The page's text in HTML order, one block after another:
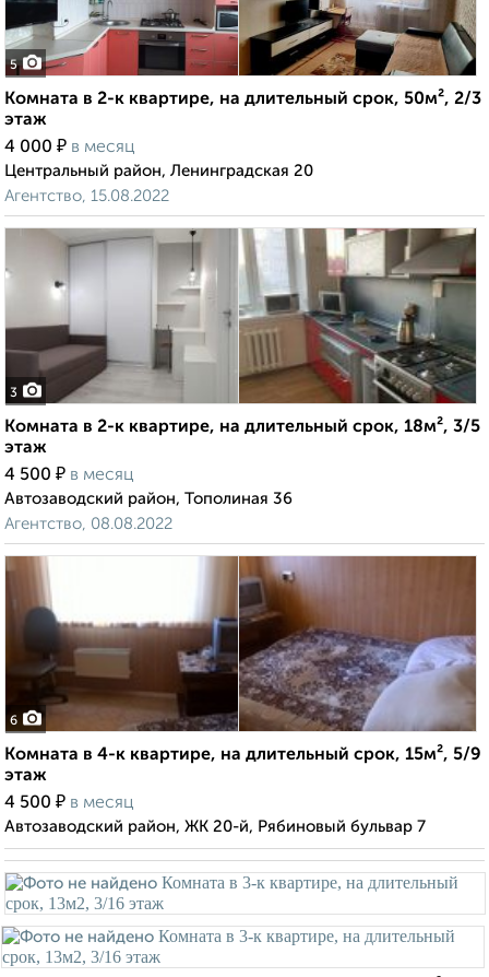
5
Комната в 2-к квартире, на длительный срок, 50м², 2/3
этаж
4 000 ₽ в месяц
Центральный район, Ленинградская 20
Агентство, 15.08.2022
3
Комната в 2-к квартире, на длительный срок, 18м², 3/5
этаж
4 500 ₽ в месяц
Автозаводский район, Тополиная 36
Агентство, 08.08.2022
6
Комната в 4-к квартире, на длительный срок, 15м², 5/9
этаж
4 500 ₽ в месяц
Автозаводский район, ЖК 20-й, Рябиновый бульвар 7